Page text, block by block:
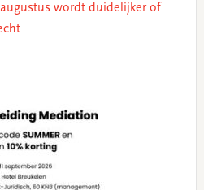
wordt duidelijker of